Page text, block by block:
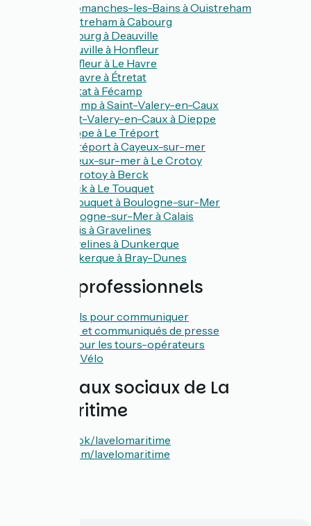
De Arromanches-les-Bains à Ouistreham
De Ouistreham à Cabourg
De Cabourg à Deauville
De Deauville à Honfleur
De Honfleur à Le Havre
De Le Havre à Étretat
De Étretat à Fécamp
De Fécamp à Saint-Valery-en-Caux
De Saint-Valery-en-Caux à Dieppe
De Dieppe à Le Tréport
De Le Tréport à Cayeux-sur-mer
De Cayeux-sur-mer à Le Crotoy
De Le Crotoy à Berck
De Berck à Le Touquet
De Le Touquet à Boulogne-sur-Mer
De Boulogne-sur-Mer à Calais
De Calais à Gravelines
De Gravelines à Dunkerque
De Dunkerque à Bray-Dunes
Espace professionnels
Les outils pour communiquer
Dossier et communiqués de presse
Guide pour les tours-opérateurs
Accueil Vélo
Les réseaux sociaux de La
Vélomaritime
Facebook/lavelomaritime
Instagram/lavelomaritime